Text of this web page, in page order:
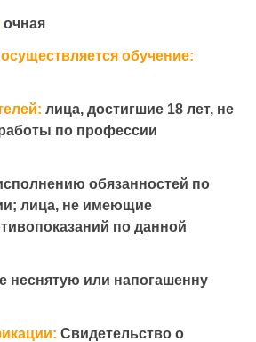
очная
обучение:
лица, достигшие 18 лет, не
по профессии
обязанностей по
лица, не имеющие
по данной
неснятую или напогашенну
Свидетельство о